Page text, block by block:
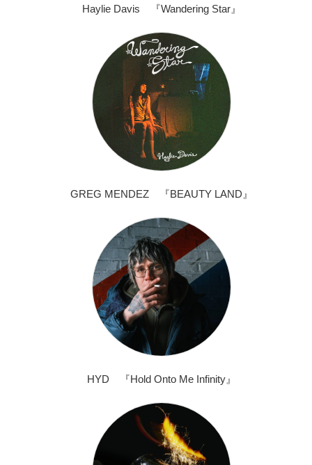
Haylie Davis 『Wandering Star』
GREG MENDEZ 『BEAUTY LAND』
HYD 『Hold Onto Me Infinity』